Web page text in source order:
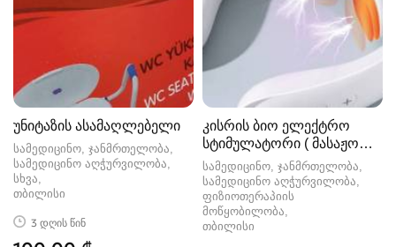
უნიტაზის ასამაღლებელი
სამედიცინო, ჯანმრთელობა,
სამედიცინო აღჭურვილობა,
სხვა
თბილისი
3 დღის წინ
კისრის ბიო ელექტრო
სტიმულატორი ( მასაჟორი
)სამედიცინო, ჯანმრთელობა,
სამედიცინო აღჭურვილობა,
ფიზიოთერაპიის
მოწყობილობა
თბილისი